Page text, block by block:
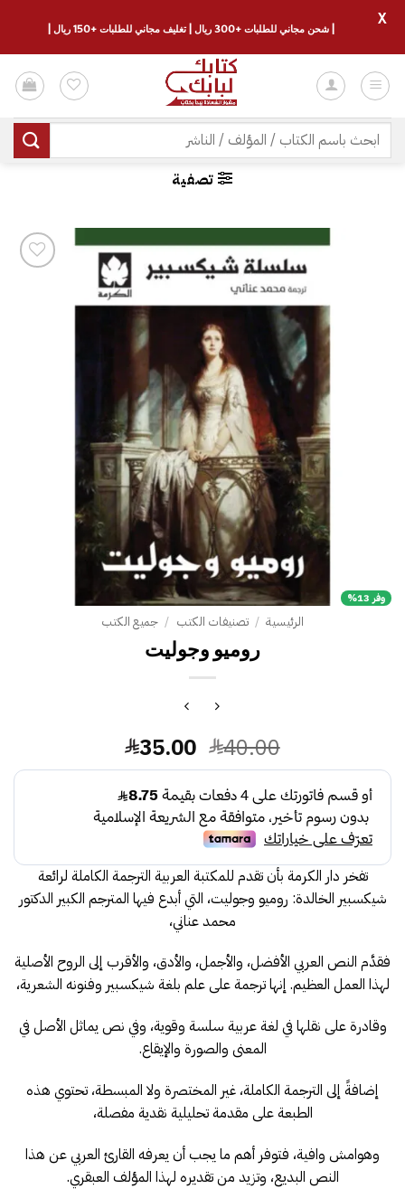
للمحتوى
البحث
عن:
تصفية
وفر 13%
الرئيسية / تصنيفات الكتب / جميع الكتب
روميو وجوليت
40.00 السعر
الأصلي
هو:
40.00.
35.00 السعر
الحالي
هو:
35.00.
تفخر دار الكرمة بأن تقدم للمكتبة العربية الترجمة الكاملة لرائعة
شيكسبير الخالدة: روميو وجوليت، التي أبدع فيها المترجم الكبير الدكتور
محمد عناني،
فقدَّم النص العربي الأفضل، والأجمل، والأدق، والأقرب إلى الروح الأصلية
لهذا العمل العظيم. إنها ترجمة على علم بلغة شيكسبير وفنونه الشعرية،
وقادرة على نقلها في لغة عربية سلسة وقوية، وفي نص يماثل الأصل في
المعنى والصورة والإيقاع.
إضافةً إلى الترجمة الكاملة، غير المختصرة ولا المبسطة، تحتوي هذه
الطبعة على مقدمة تحليلية نقدية مفصلة،
وهوامش وافية، فتوفر أهم ما يجب أن يعرفه القارئ العربي عن هذا
النص البديع، وتزيد من تقديره لهذا المؤلف العبقري.
| شحن مجاني للطلبات +300 ريال | تغليف مجاني للطلبات +150 ريال |
X